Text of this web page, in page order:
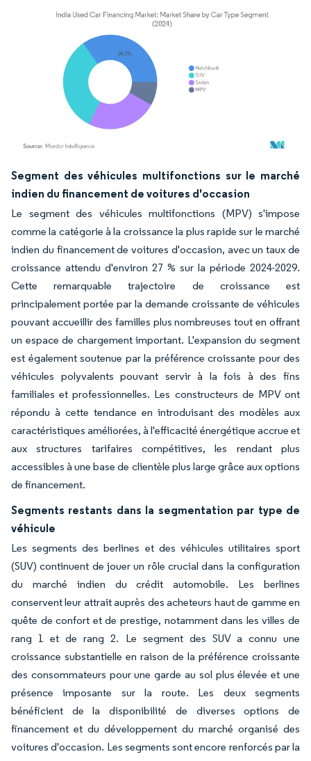
Image © Mordor Intelligence. La réutilisation nécessite une attribution sous CC BY
Segment des véhicules multifonctions sur le marché
indien du financement de voitures d'occasion
Le segment des véhicules multifonctions (MPV) s'impose
comme la catégorie à la croissance la plus rapide sur le marché
indien du financement de voitures d'occasion, avec un taux de
croissance attendu d'environ 27 % sur la période 2024-2029.
Cette remarquable trajectoire de croissance est
principalement portée par la demande croissante de véhicules
pouvant accueillir des familles plus nombreuses tout en offrant
un espace de chargement important. L'expansion du segment
est également soutenue par la préférence croissante pour des
véhicules polyvalents pouvant servir à la fois à des fins
familiales et professionnelles. Les constructeurs de MPV ont
répondu à cette tendance en introduisant des modèles aux
caractéristiques améliorées, à l'efficacité énergétique accrue et
aux structures tarifaires compétitives, les rendant plus
accessibles à une base de clientèle plus large grâce aux options
de financement.
Segments restants dans la segmentation par type de
véhicule
Les segments des berlines et des véhicules utilitaires sport
(SUV) continuent de jouer un rôle crucial dans la configuration
du marché indien du crédit automobile. Les berlines
conservent leur attrait auprès des acheteurs haut de gamme en
quête de confort et de prestige, notamment dans les villes de
rang 1 et de rang 2. Le segment des SUV a connu une
croissance substantielle en raison de la préférence croissante
des consommateurs pour une garde au sol plus élevée et une
présence imposante sur la route. Les deux segments
bénéficient de la disponibilité de diverses options de
financement et du développement du marché organisé des
voitures d'occasion. Les segments sont encore renforcés par la